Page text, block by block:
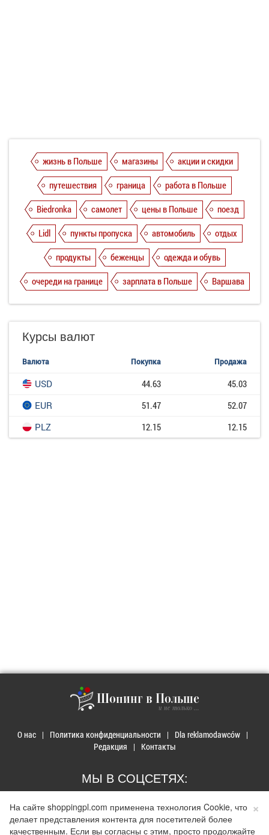
жизнь в Польше магазины
акции и скидки
путешествия
граница
работа в Польше
Biedronka
самолет цены в Польше
поезд
Lidl
пункты пропуска автомобиль
отдых
продукты
беженцы
одежда и обувь
очереди на границе
зарплата в Польше Варшава
Курсы валют
Валюта Покупка Продажа
USD 44.63
45.03
EUR
51.47
52.07
PLZ
12.15 12.15
Шопинг в Польше
и не только ...
О нас Политика конфиденциальности
Dla reklamodawców
Редакция
Контакты
МЫ В СОЦСЕТЯХ:
×
На сайте shoppingpl.com применена технология Cookie, что
делает представления контента для посетителей более
качественным. Если вы согласны с этим, просто продолжайте